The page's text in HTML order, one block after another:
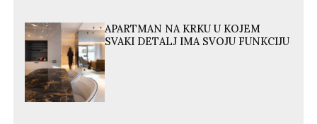
APARTMAN NA KRKU U KOJEM
SVAKI DETALJ IMA SVOJU FUNKCIJU